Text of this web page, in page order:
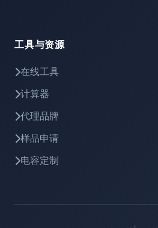
工具与资源
在线工具
计算器
代理品牌
样品申请
电容定制